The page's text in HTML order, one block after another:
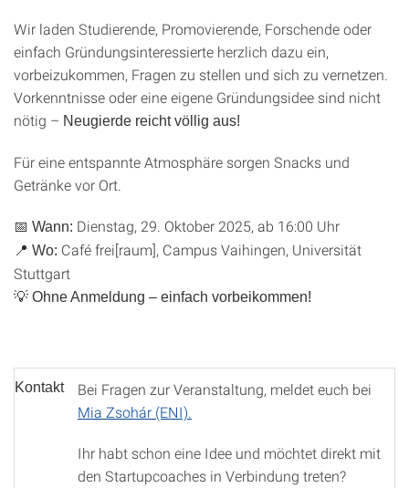
Wir laden Studierende, Promovierende, Forschende oder
einfach Gründungsinteressierte herzlich dazu ein,
vorbeizukommen, Fragen zu stellen und sich zu vernetzen.
Vorkenntnisse oder eine eigene Gründungsidee sind nicht
nötig – Neugierde reicht völlig aus!
Für eine entspannte Atmosphäre sorgen Snacks und
Getränke vor Ort.
📅 Wann: Dienstag, 29. Oktober 2025, ab 16:00 Uhr
📍 Wo: Café frei[raum], Campus Vaihingen, Universität
Stuttgart
💡 Ohne Anmeldung – einfach vorbeikommen!
Kontakt
Bei Fragen zur Veranstaltung, meldet euch bei
Mia Zsohár (ENI).
Ihr habt schon eine Idee und möchtet direkt mit
den Startupcoaches in Verbindung treten?